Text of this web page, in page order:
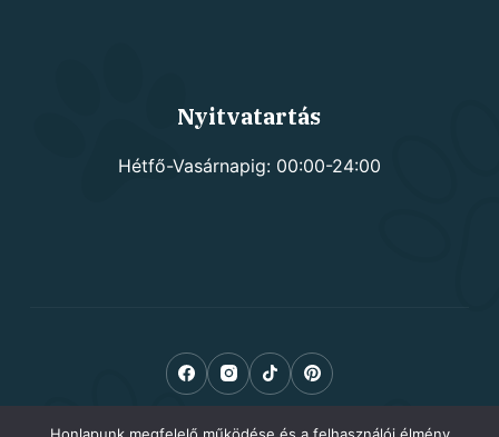
Nyitvatartás
Hétfő-Vasárnapig: 00:00-24:00